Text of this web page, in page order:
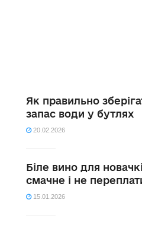
Як правильно
запас води у бутлях
20.02.2026
Біле вино для
смачне і не
15.01.2026